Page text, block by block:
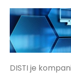
DISTI je